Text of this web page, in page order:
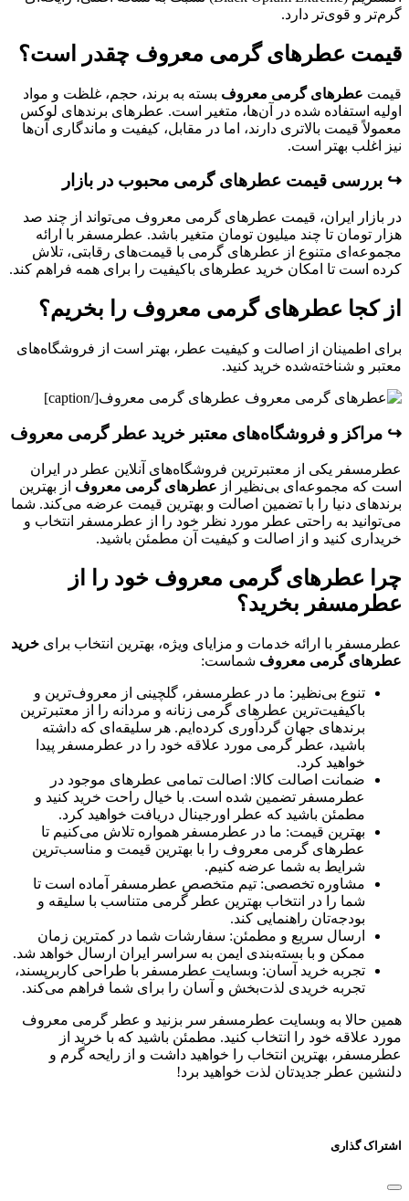
گرم‌تر و قوی‌تر دارد.
قیمت عطرهای گرمی معروف چقدر است؟
قیمت عطرهای گرمی معروف بسته به برند، حجم، غلظت و مواد
اولیه استفاده شده در آن‌ها، متغیر است. عطرهای برندهای لوکس
معمولاً قیمت بالاتری دارند، اما در مقابل، کیفیت و ماندگاری آن‌ها
نیز اغلب بهتر است.
↪️ بررسی قیمت عطرهای گرمی محبوب در بازار
در بازار ایران، قیمت عطرهای گرمی معروف می‌تواند از چند صد
هزار تومان تا چند میلیون تومان متغیر باشد. عطرمسفر با ارائه
مجموعه‌ای متنوع از عطرهای گرمی با قیمت‌های رقابتی، تلاش
کرده است تا امکان خرید عطرهای باکیفیت را برای همه فراهم کند.
از کجا عطرهای گرمی معروف را بخریم؟
برای اطمینان از اصالت و کیفیت عطر، بهتر است از فروشگاه‌های
معتبر و شناخته‌شده خرید کنید.
عطرهای گرمی معروف[/caption]
↪️ مراکز و فروشگاه‌های معتبر خرید عطر گرمی معروف
عطرمسفر یکی از معتبرترین فروشگاه‌های آنلاین عطر در ایران
است که مجموعه‌ای بی‌نظیر از عطرهای گرمی معروف از بهترین
برندهای دنیا را با تضمین اصالت و بهترین قیمت عرضه می‌کند. شما
می‌توانید به راحتی عطر مورد نظر خود را از عطرمسفر انتخاب و
خریداری کنید و از اصالت و کیفیت آن مطمئن باشید.
چرا عطرهای گرمی معروف خود را از
عطرمسفر بخرید؟
عطرمسفر با ارائه خدمات و مزایای ویژه، بهترین انتخاب برای خرید
عطرهای گرمی معروف شماست:
تنوع بی‌نظیر: ما در عطرمسفر، گلچینی از معروف‌ترین و
باکیفیت‌ترین عطرهای گرمی زنانه و مردانه را از معتبرترین
برندهای جهان گردآوری کرده‌ایم. هر سلیقه‌ای که داشته
باشید، عطر گرمی مورد علاقه خود را در عطرمسفر پیدا
خواهید کرد.
ضمانت اصالت کالا: اصالت تمامی عطرهای موجود در
عطرمسفر تضمین شده است. با خیال راحت خرید کنید و
مطمئن باشید که عطر اورجینال دریافت خواهید کرد.
بهترین قیمت: ما در عطرمسفر همواره تلاش می‌کنیم تا
عطرهای گرمی معروف را با بهترین قیمت و مناسب‌ترین
شرایط به شما عرضه کنیم.
مشاوره تخصصی: تیم متخصص عطرمسفر آماده است تا
شما را در انتخاب بهترین عطر گرمی متناسب با سلیقه و
بودجه‌تان راهنمایی کند.
ارسال سریع و مطمئن: سفارشات شما در کمترین زمان
ممکن و با بسته‌بندی ایمن به سراسر ایران ارسال خواهد شد.
تجربه خرید آسان: وبسایت عطرمسفر با طراحی کاربرپسند،
تجربه خریدی لذت‌بخش و آسان را برای شما فراهم می‌کند.
همین حالا به وبسایت عطرمسفر سر بزنید و عطر گرمی معروف
مورد علاقه خود را انتخاب کنید. مطمئن باشید که با خرید از
عطرمسفر، بهترین انتخاب را خواهید داشت و از رایحه گرم و
دلنشین عطر جدیدتان لذت خواهید برد!
اشتراک گذاری